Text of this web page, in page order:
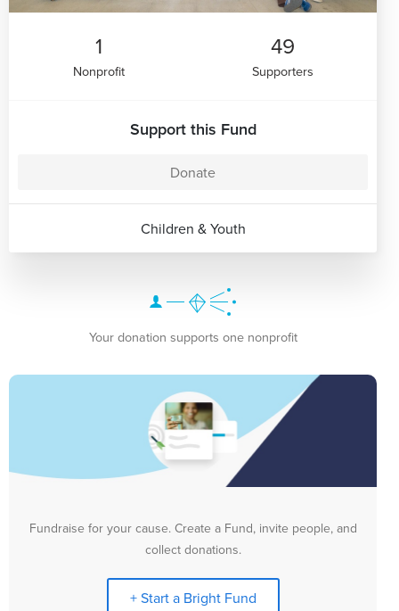
1
Nonprofit
49
Supporters
Support this Fund
Donate
Children & Youth
Your donation supports one nonprofit
Fundraise for your cause. Create a Fund, invite people, and
collect donations.
+ Start a Bright Fund